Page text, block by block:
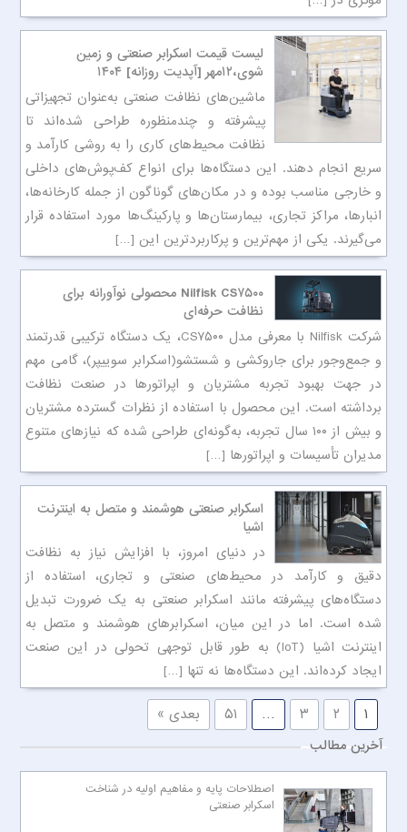
لیست قیمت اسکرابر صنعتی و زمین
شوی،۱۲مهر [آپدیت روزانه] ۱۴۰۴
ماشین‌های نظافت صنعتی به‌عنوان تجهیزاتی
پیشرفته و چندمنظوره طراحی شده‌اند تا
نظافت محیط‌های کاری را به روشی کارآمد و
سریع انجام دهند. این دستگاه‌ها برای انواع کف‌پوش‌های داخلی
و خارجی مناسب بوده و در مکان‌های گوناگون از جمله کارخانه‌ها،
انبارها، مراکز تجاری، بیمارستان‌ها و پارکینگ‌ها مورد استفاده قرار
می‌گیرند. یکی از مهم‌ترین و پرکاربردترین این […]
Nilfisk CS۷۵۰۰ محصولی نوآورانه برای
نظافت حرفه‌ای
شرکت Nilfisk با معرفی مدل CS۷۵۰۰، یک دستگاه ترکیبی قدرتمند
و جمع‌وجور برای جاروکشی و شستشو(اسکرابر سوییپر)، گامی مهم
در جهت بهبود تجربه مشتریان و اپراتورها در صنعت نظافت
برداشته است. این محصول با استفاده از نظرات گسترده مشتریان
و بیش از ۱۰۰ سال تجربه، به‌گونه‌ای طراحی شده که نیازهای متنوع
مدیران تأسیسات و اپراتورها […]
اسکرابر صنعتی هوشمند و متصل به اینترنت
اشیا
در دنیای امروز، با افزایش نیاز به نظافت
دقیق و کارآمد در محیط‌های صنعتی و تجاری، استفاده از
دستگاه‌های پیشرفته مانند اسکرابر صنعتی به یک ضرورت تبدیل
شده است. اما در این میان، اسکرابرهای هوشمند و متصل به
اینترنت اشیا (IoT) به طور قابل توجهی تحولی در این صنعت
ایجاد کرده‌اند. این دستگاه‌ها نه تنها […]
۱ ۲ ۳ … ۵۱ بعدی »
آخرین مطالب
اصطلاحات پایه و مفاهیم اولیه در شناخت
اسکرابر صنعتی